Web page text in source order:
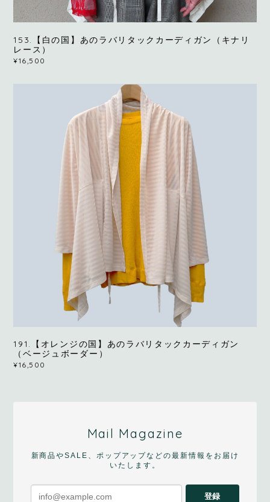
153.【白の国】あのラバリタックカーディガン（キナリ
レース）
¥16,500
191.【オレンジの国】あのラバリタックカーディガン
（ベージュボーダー）
¥16,500
Mail Magazine
新商品やSALE、ポップアップなどの最新情報をお届け
いたします。
登録